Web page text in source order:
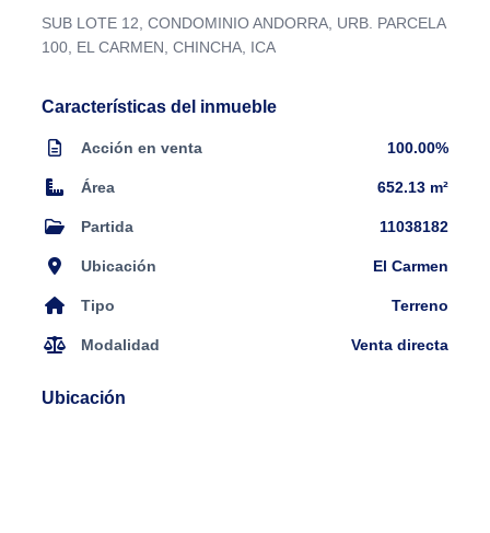
SUB LOTE 12, CONDOMINIO ANDORRA, URB. PARCELA
100, EL CARMEN, CHINCHA, ICA
Características del inmueble
Acción en venta 100.00%
Área 652.13 m²
Partida 11038182
Ubicación El Carmen
Tipo Terreno
Modalidad Venta directa
Ubicación